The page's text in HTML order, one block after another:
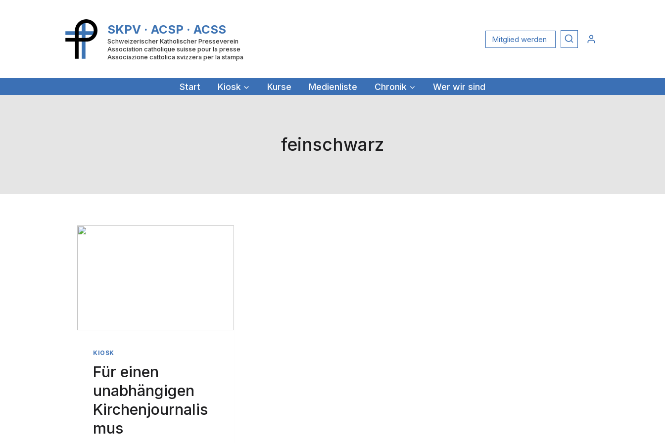
SKPV · ACSP · ACSS
Schweizerischer Katholischer Presseverein
Association catholique suisse pour la presse
Associazione cattolica svizzera per la stampa
Mitglied werden
Start Kiosk Kurse Medienliste Chronik Wer wir sind
feinschwarz
KIOSK
Für einen
unabhängigen
Kirchenjournalis
mus